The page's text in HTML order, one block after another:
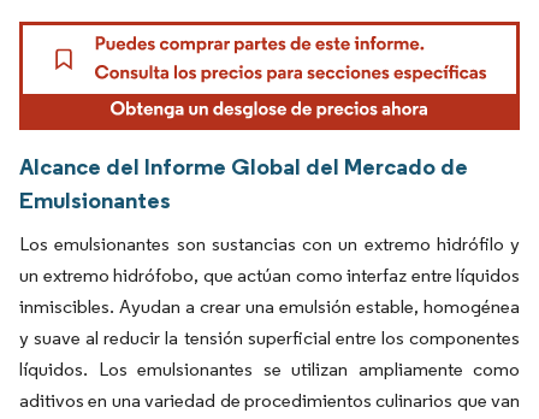
Alcance del Informe Global del Mercado de
Emulsionantes
Los emulsionantes son sustancias con un extremo hidrófilo y
un extremo hidrófobo, que actúan como interfaz entre líquidos
inmiscibles. Ayudan a crear una emulsión estable, homogénea
y suave al reducir la tensión superficial entre los componentes
líquidos. Los emulsionantes se utilizan ampliamente como
aditivos en una variedad de procedimientos culinarios que van